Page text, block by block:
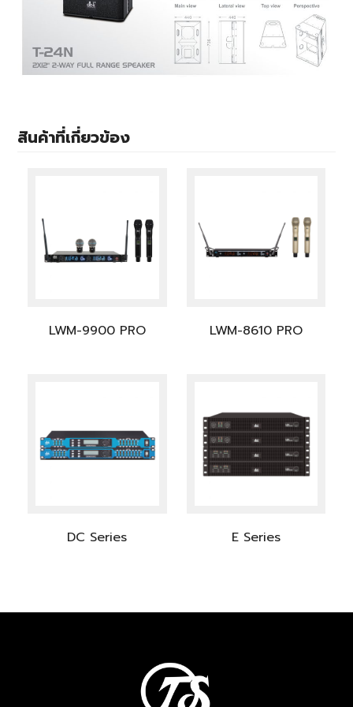
สินค้าที่เกี่ยวข้อง
LWM-9900 PRO LWM-8610 PRO
DC Series E Series